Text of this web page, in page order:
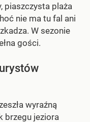
piaszczysta plaża
nie ma tu fal ani
W sezonie
gości.
wyraźną
brzegu jeziora